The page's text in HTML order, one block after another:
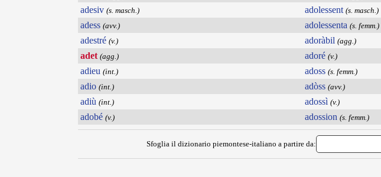
adesiv (s. masch.)
adess (avv.)
adestré (v.)
adet (agg.)
adieu (int.)
adio (int.)
adiù (int.)
adobé (v.)
adolessent (s. masch.)
adolessenta (s. femm.)
adoràbil (agg.)
adoré (v.)
adoss (s. femm.)
adòss (avv.)
adossì (v.)
adossion (s. femm.)
Sfoglia il dizionario piemontese-italiano a partire da: